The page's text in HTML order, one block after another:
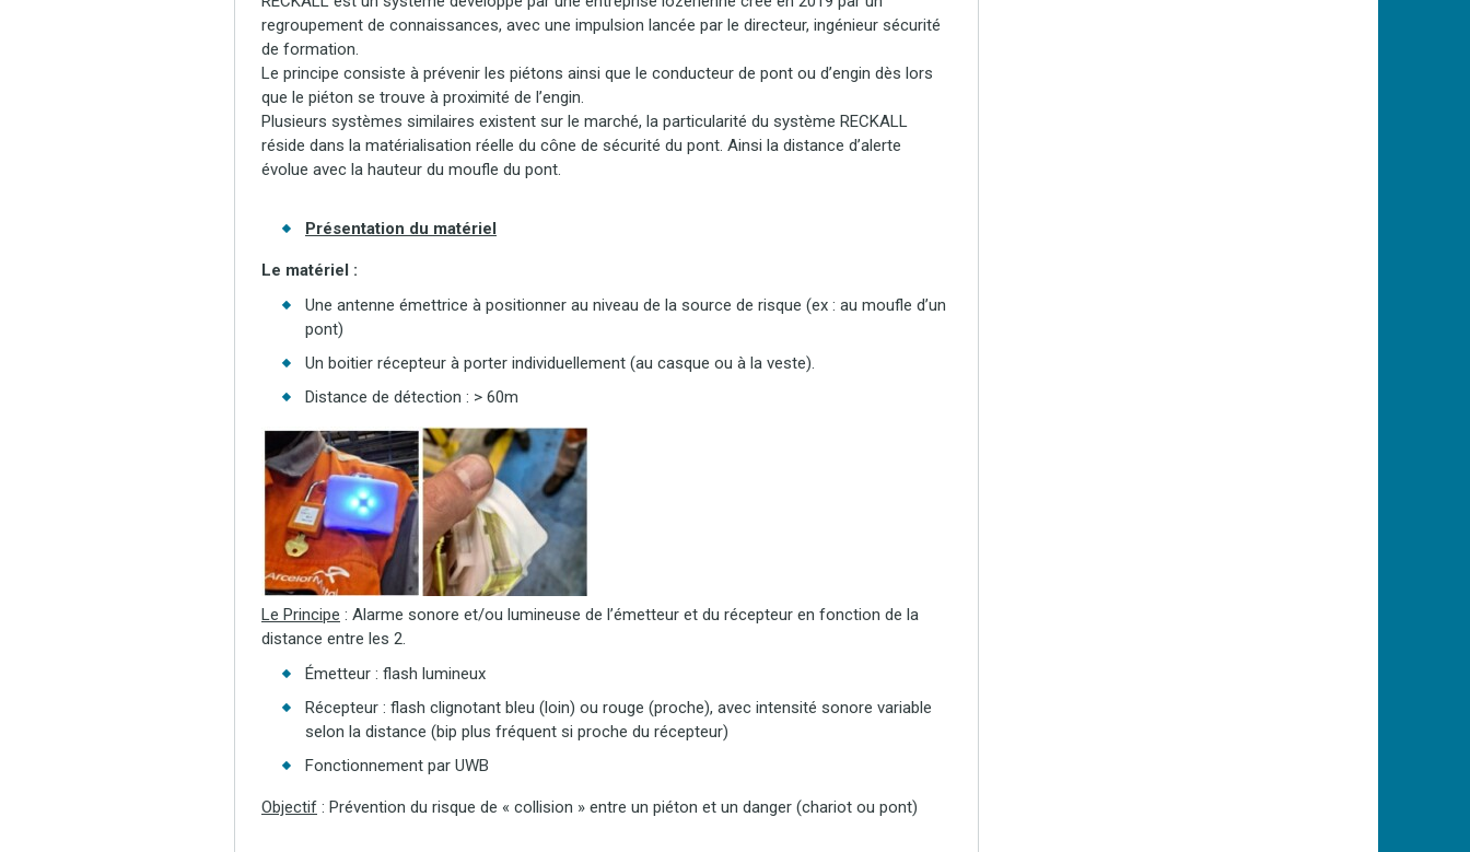
regroupement de connaissances, avec une impulsion lancée par le directeur, ingénieur sécurité
de formation.
Le principe consiste à prévenir les piétons ainsi que le conducteur de pont ou d’engin dès lors
que le piéton se trouve à proximité de l’engin.
Plusieurs systèmes similaires existent sur le marché, la particularité du système RECKALL
réside dans la matérialisation réelle du cône de sécurité du pont. Ainsi la distance d’alerte
évolue avec la hauteur du moufle du pont.
Présentation du matériel
Le matériel :
Une antenne émettrice à positionner au niveau de la source de risque (ex : au moufle d’un
pont)
Un boitier récepteur à porter individuellement (au casque ou à la veste).
Distance de détection : > 60m
Le Principe : Alarme sonore et/ou lumineuse de l’émetteur et du récepteur en fonction de la
distance entre les 2.
Émetteur : flash lumineux
Récepteur : flash clignotant bleu (loin) ou rouge (proche), avec intensité sonore variable
selon la distance (bip plus fréquent si proche du récepteur)
Fonctionnement par UWB
Objectif : Prévention du risque de « collision » entre un piéton et un danger (chariot ou pont)